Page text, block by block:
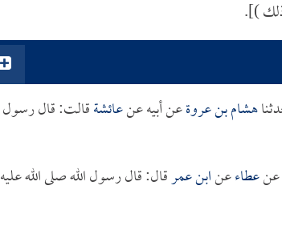
ذلك )].
هشام بن عروةعن أبيه عنعائشةقالت: قال رسول
عنعطاءعنابن عمرقال: قال رسول الله صلى الله عليه